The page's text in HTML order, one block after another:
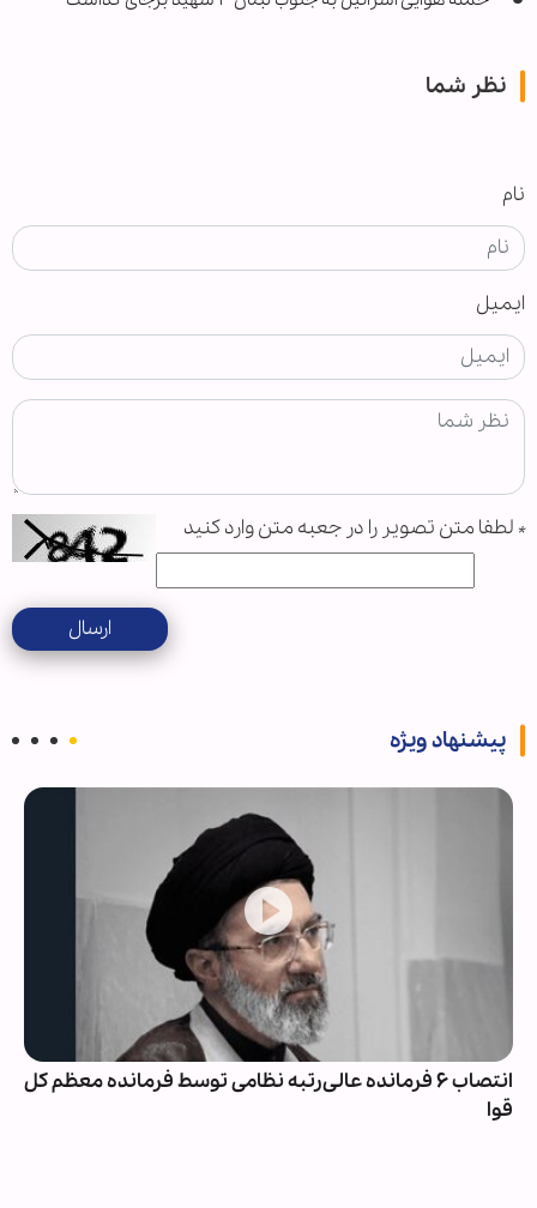
نظر شما
نام
ایمیل
* لطفا متن تصویر را در جعبه متن وارد کنید
ارسال
پیشنهاد ویژه
انتصاب ۶ فرمانده عالی‌رتبه نظامی توسط فرمانده معظم کل
قوا